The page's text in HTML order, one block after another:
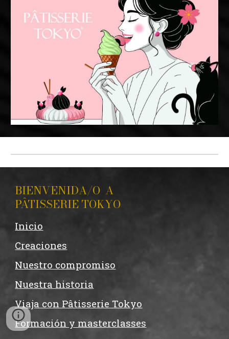
BIENVENIDA/O A
PÂTISSERIE TOKYO
Inicio
Creaciones
Nuestro compromiso
Nuestra historia
Viaja con Pâtisserie Tokyo
Formación y masterclasses